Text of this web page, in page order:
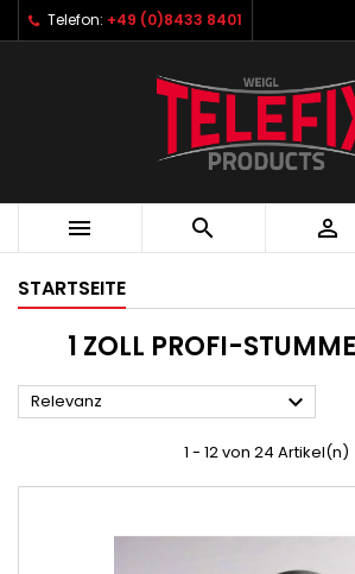
Telefon: +49 (0)8433 8401
  
STARTSEITE
1 ZOLL PROFI-
Relevanz 
1 - 12 von 24 Artikel(n)